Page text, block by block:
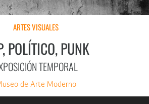
ARTES VISUALES
POLÍTICO, PUNK
TEMPORAL
de Arte Moderno